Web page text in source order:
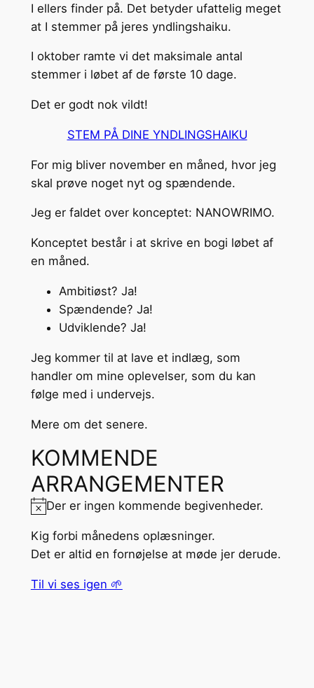
I ellers finder på. Det betyder ufattelig meget
at I stemmer på jeres yndlingshaiku.
I oktober ramte vi det maksimale antal
stemmer i løbet af de første 10 dage.
Det er godt nok vildt!
STEM PÅ DINE YNDLINGSHAIKU
For mig bliver november en måned, hvor jeg
skal prøve noget nyt og spændende.
Jeg er faldet over konceptet: NANOWRIMO.
Konceptet består i at skrive en bogi løbet af
en måned.
Ambitiøst? Ja!
Spændende? Ja!
Udviklende? Ja!
Jeg kommer til at lave et indlæg, som
handler om mine oplevelser, som du kan
følge med i undervejs.
Mere om det senere.
KOMMENDE
ARRANGEMENTER
Notice
Der er ingen kommende begivenheder.
Kig forbi månedens oplæsninger.
Det er altid en fornøjelse at møde jer derude.
Til vi ses igen 🌱